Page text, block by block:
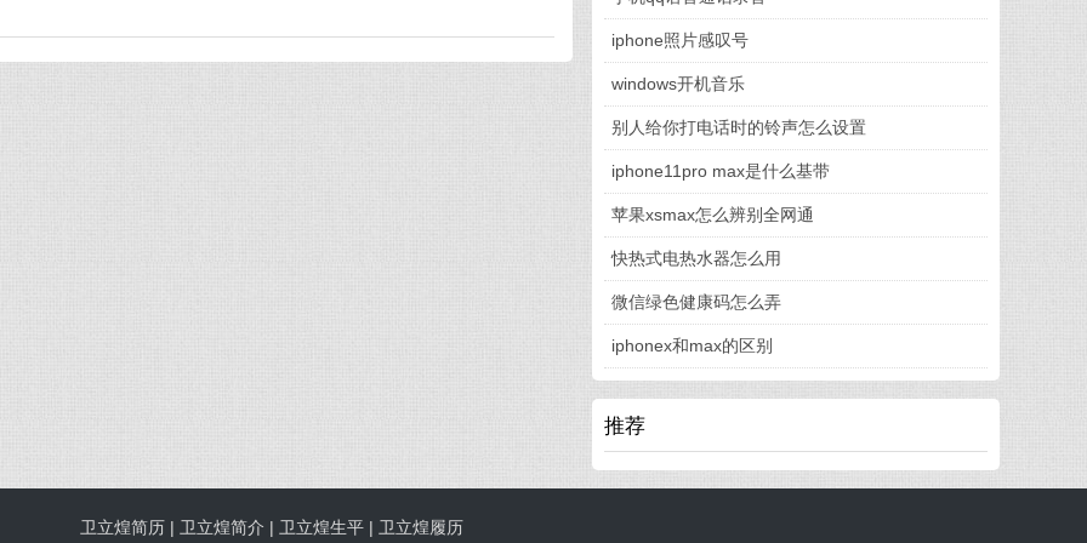
iphone照片感叹号
windows开机音乐
别人给你打电话时的铃声怎么设置
iphone11pro max是什么基带
苹果xsmax怎么辨别全网通
快热式电热水器怎么用
微信绿色健康码怎么弄
iphonex和max的区别
推荐
卫立煌简历 | 卫立煌简介 | 卫立煌生平 | 卫立煌履历